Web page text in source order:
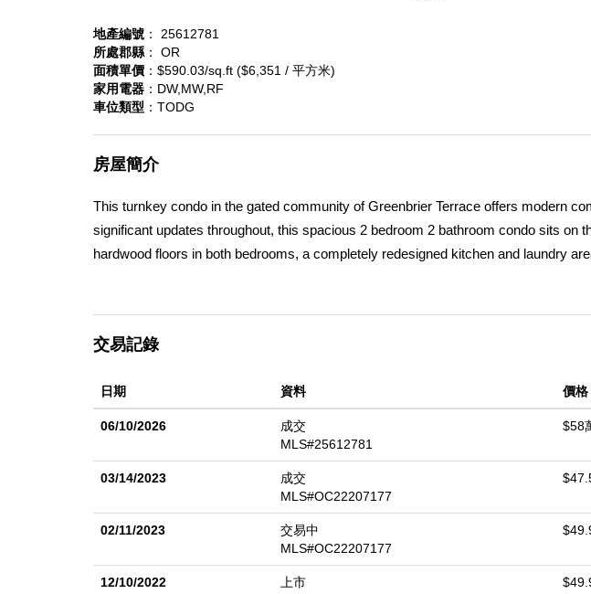
地產編號 ： 25612781
所處郡縣 ： OR
面積單價 ：$590.03/sq.ft ($6,351 / 平方米)
家用電器 ：DW,MW,RF
車位類型 ：TODG
房屋簡介
This turnkey condo in the gated community of Greenbrier Terrace offers modern
significant updates throughout, this spacious 2 bedroom 2 bathroom condo sits on
hardwood floors in both bedrooms, a completely redesigned kitchen and laundry
bar lighting, and fully remodeled bathrooms with new vanities, flooring, toilets, and
year-round comfort, and the spacious 2 car garage offers plenty of parking and
ideal layout, great unit positioning, and all the right upgrades.
交易記錄
日期 資料 價格
06/10/2026
成交
MLS#25612781
$58
03/14/2023
成交
MLS#OC22207177
02/11/2023
交易中
MLS#OC22207177
12/10/2022
上市